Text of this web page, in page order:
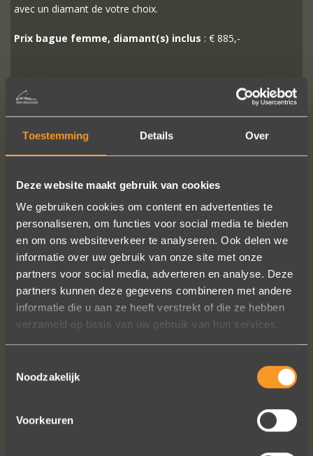
Toestemming Details Over
Deze website maakt gebruik van cookies
We gebruiken cookies om content en advertenties te
personaliseren, om functies voor social media te bieden
en om ons websiteverkeer te analyseren. Ook delen we
informatie over uw gebruik van onze site met onze
partners voor social media, adverteren en analyse. Deze
partners kunnen deze gegevens combineren met andere
informatie die u aan ze heeft verstrekt of die ze hebben
verzameld op basis van uw gebruik van hun services.
Noodzakelijk
Voorkeuren
avec un diamant de votre choix.
Prix bague femme, diamant(s) inclus : € 885,-
PLUS D'INFO
SUIVEZ-NOUS SUR LES MÉDIAS SOCIAUX
Een droom die uitkomt, de ringen zijn
prachtig afgewerkt, perfecte kwaliteit.
zeggen dan AANRADER op elk vlak!